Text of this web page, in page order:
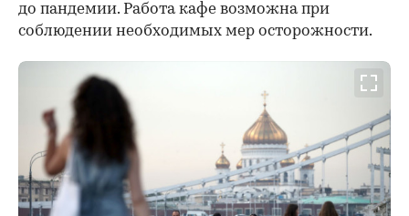
до пандемии. Работа кафе возможна при
соблюдении необходимых мер осторожности.